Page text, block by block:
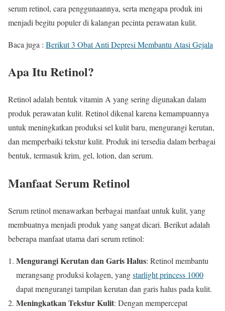
serum retinol, cara penggunaannya, serta mengapa produk ini
menjadi begitu populer di kalangan pecinta perawatan kulit.
Baca juga : Berikut 3 Obat Anti Depresi Membantu Atasi Gejala
Apa Itu Retinol?
Retinol adalah bentuk vitamin A yang sering digunakan dalam
produk perawatan kulit. Retinol dikenal karena kemampuannya
untuk meningkatkan produksi sel kulit baru, mengurangi kerutan,
dan memperbaiki tekstur kulit. Produk ini tersedia dalam berbagai
bentuk, termasuk krim, gel, lotion, dan serum.
Manfaat Serum Retinol
Serum retinol menawarkan berbagai manfaat untuk kulit, yang
membuatnya menjadi produk yang sangat dicari. Berikut adalah
beberapa manfaat utama dari serum retinol:
Mengurangi Kerutan dan Garis Halus: Retinol membantu
merangsang produksi kolagen, yangstarlight princess 1000
dapat mengurangi tampilan kerutan dan garis halus pada kulit.
Meningkatkan Tekstur Kulit: Dengan mempercepat